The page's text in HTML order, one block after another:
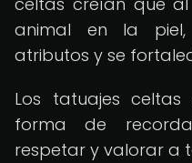
animal en la piel,
atributos y se
Los tatuajes
forma de
respetar y valorar a